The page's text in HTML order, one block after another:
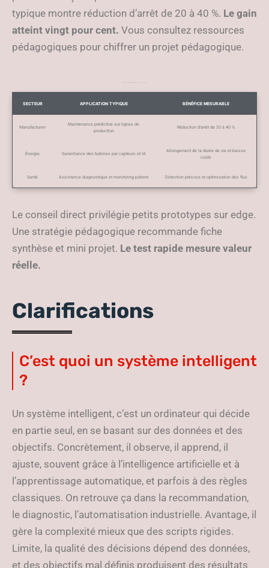
typique montre réduction d’arrêt de 20 à 40 %. Le gain
atteint vingt pour cent. Vous consultez ressources
pédagogiques pour chiffrer un projet pédagogique.
SECTEUR APPLICATION TYPIQUE BÉNÉFICE MESURABLE
Manufacturier
Maintenance prédictive sur lignes de
production
Réduction d’arrêt de 20 à 40 %
Énergie Surveillance des turbines par capteurs et IA
Allongement de la durée de vie et baisse
coûts
Santé Assistance diagnostique et monitoring patient Détection précoce et optimisation des flux
Le conseil direct privilégie petits prototypes sur edge.
Une stratégie pédagogique recommande fiche
synthèse et mini projet. Le test rapide mesure valeur
réelle.
Clarifications
C’est quoi un système intelligent
?
Un système intelligent, c’est un ordinateur qui décide
en partie seul, en se basant sur des données et des
objectifs. Concrètement, il observe, il apprend, il
ajuste, souvent grâce à l’intelligence artificielle et à
l’apprentissage automatique, et parfois à des règles
classiques. On retrouve ça dans la recommandation,
le diagnostic, l’automatisation industrielle. Avantage, il
gère la complexité mieux que des scripts rigides.
Limite, la qualité des décisions dépend des données,
et des objectifs mal définis produisent des résultats